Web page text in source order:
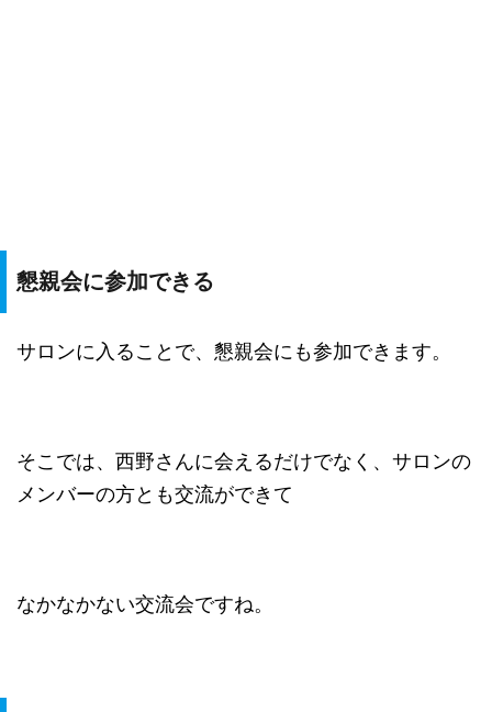
懇親会に参加できる
サロンに入ることで、懇親会にも参加できます。
そこでは、西野さんに会えるだけでなく、サロンの
メンバーの方とも交流ができて
なかなかない交流会ですね。